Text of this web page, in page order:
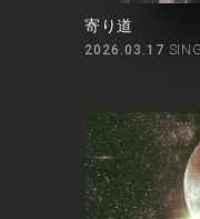
寄り道
2026.03.17